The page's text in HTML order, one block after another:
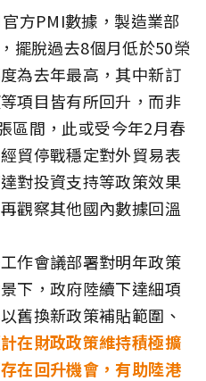
方PMI數據，製造業部
擺脫過去8個月低於50榮
為去年最高，其中新訂
項目皆有所回升，而非
區間，此或受今年2月春
貿停戰穩定對外貿易表
對投資支持等政策效果
觀察其他國內數據回溫
作會議部署對明年政策
下，政府陸續下達細項
舊換新政策補貼範圍、
在財政政策維持積極擴
在回升機會，有助陸港